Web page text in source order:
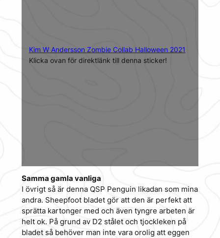
Kim W Andersson Zombie Collab Halloween 2021
Klicka ovan för direktlänk till denna sticker!
Samma gamla vanliga
I övrigt så är denna QSP Penguin likadan som mina
andra. Sheepfoot bladet gör att den är perfekt att
sprätta kartonger med och även tyngre arbeten är
helt ok. På grund av D2 stålet och tjockleken på
bladet så behöver man inte vara orolig att eggen